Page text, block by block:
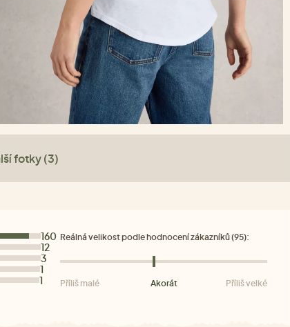
fotky (3)
160
12
3
1
1
Reálná velikost podle hodnocení zákazníků (95):
Příliš malé Akorát Příliš velké